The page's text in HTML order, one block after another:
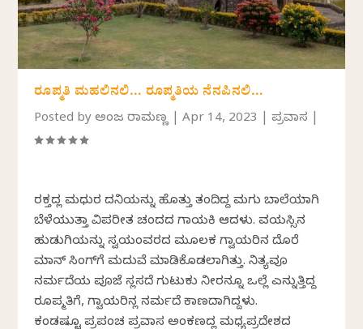
ರೂಪ್ಮತಿ ಮಹಲಿನಲಿ… ರೂಪ್ಮತಿಯ ನೆನಪಿನಲಿ…
Posted byಅಂಜಲಿ ರಾಮಣ್ಣ|Apr 14, 2023 |ಪ್ರವಾಸ
ರಕ್ತದಲ್ಲಿ ಮಧುರ ದನಿಯನ್ನು ಹೊತ್ತು ತಂದಿದ್ದ ಮಗು ಬಾಲೆಯಾಗಿ
ಬೆಳೆಯುತ್ತಾ ವಿಪರೀತ ಚಂದದ ಗಾಯಕಿ ಆದಳು. ವಯಸ್ಸಿನ
ಹುಡುಗಿಯನ್ನು ಸ್ವಯಂವರದ ಮೂಲಕ ಗ್ವಾಲಿಯರಿನ ದೊರೆ
ಮಾನ್ ಸಿಂಗ್‍ಗೆ ಮದುವೆ ಮಾಡಿಕೊಡಲಾಗಿತ್ತು. ನಿತ್ಯವೂ
ನರ್ಮದೆಯ ಪೂಜೆ ಸಲ್ಲಿಸದೆ ಗುಟುಕು ನೀರನ್ನೂ ಒಲ್ಲೆ ಎನ್ನುತ್ತಿದ್ದ
ರೂಪ್ಮತಿಗೆ, ಗ್ವಾಲಿಯರಿನಲ್ಲಿ ನರ್ಮದೆ ಕಾಣದಾಗಿದ್ದಳು.
ಕಂಡಷ್ಟೂ ಪ್ರಪಂಚ ಪ್ರವಾಸ ಅಂಕಣದಲ್ಲಿ ಮಧ್ಯಪ್ರದೇಶದ